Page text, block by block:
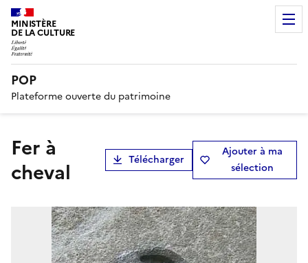
MINISTÈRE
DE LA CULTURE
POP
Plateforme ouverte du patrimoine
fer à
cheval
Télécharger
Ajouter à ma
sélection